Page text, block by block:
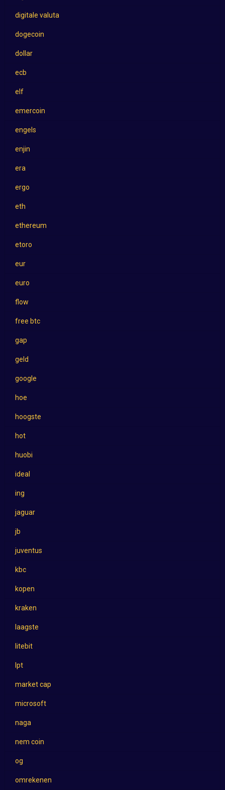
digitale valuta
dogecoin
dollar
ecb
elf
emercoin
engels
enjin
era
ergo
eth
ethereum
etoro
eur
euro
flow
free btc
gap
geld
google
hoe
hoogste
hot
huobi
ideal
ing
jaguar
jb
juventus
kbc
kopen
kraken
laagste
litebit
lpt
market cap
microsoft
naga
nem coin
og
omrekenen